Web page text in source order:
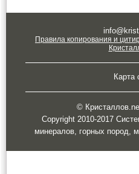
Правила копирования и
Карта
©
Copyright 2010-2017
минералов, горных пород,